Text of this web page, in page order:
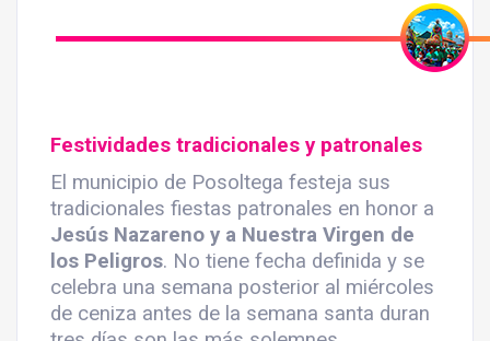
Festividades tradicionales y patronales
El municipio de Posoltega festeja sus
tradicionales fiestas patronales en honor a
Jesús Nazareno y a Nuestra Virgen de
los Peligros. No tiene fecha definida y se
celebra una semana posterior al miércoles
de ceniza antes de la semana santa duran